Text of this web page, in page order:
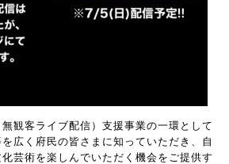
観客ライブ配信）支援事業の一環として
広く府民の皆さまに知っていただき、自
芸術を楽しんでいただく機会をご提供す